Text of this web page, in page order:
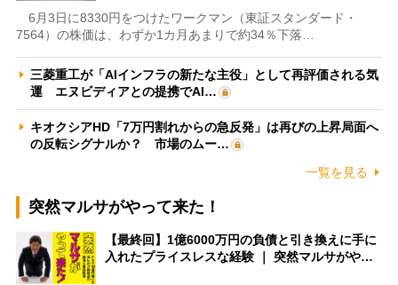
6月3日に8330円をつけたワークマン（東証スタンダード・
7564）の株価は、わずか1カ月あまりで約34％下落…
三菱重工が「AIインフラの新たな主役」として再評価される気
運 エヌビディアとの提携でAI…
キオクシアHD「7万円割れからの急反発」は再びの上昇局面へ
の反転シグナルか？ 市場のムー…
一覧を見る
突然マルサがやって来た！
【最終回】1億6000万円の負債と引き換えに手に
入れたプライスレスな経験 ｜ 突然マルサがや…